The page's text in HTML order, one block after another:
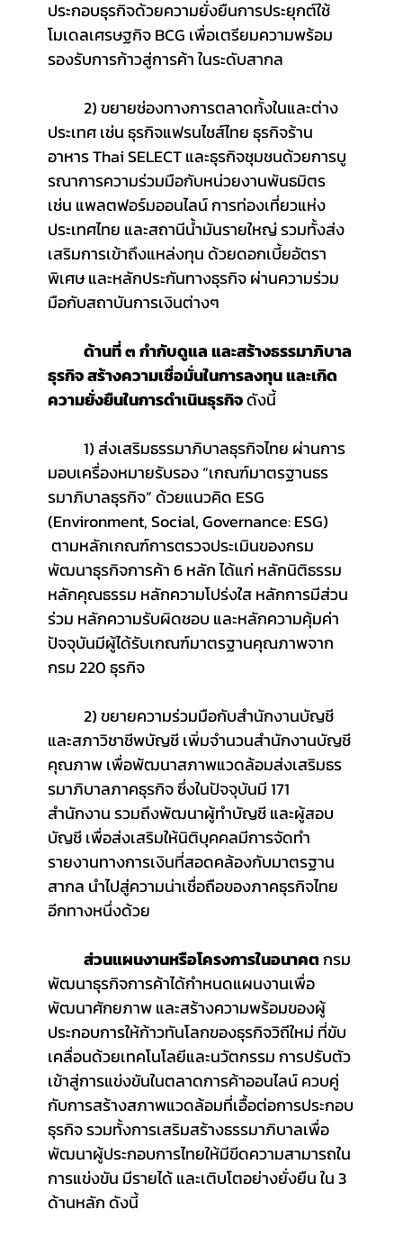
ประกอบธุรกิจด้วยความยั่งยืนการประยุกต์ใช้
โมเดลเศรษฐกิจ BCG เพื่อเตรียมความพร้อม
รองรับการก้าวสู่การค้า ในระดับสากล
	2) ขยายช่องทางการตลาดทั้งในและต่าง
ประเทศ เช่น ธุรกิจแฟรนไชส์ไทย ธุรกิจร้าน
อาหาร Thai SELECT และธุรกิจชุมชนด้วยการบู
รณาการความร่วมมือกับหน่วยงานพันธมิตร
เช่น แพลตฟอร์มออนไลน์ การท่องเที่ยวแห่ง
ประเทศไทย และสถานีน้ำมันรายใหญ่ รวมทั้งส่ง
เสริมการเข้าถึงแหล่งทุน ด้วยดอกเบี้ยอัตรา
พิเศษ และหลักประกันทางธุรกิจ ผ่านความร่วม
มือกับสถาบันการเงินต่างๆ
ด้านที่ ๓ กำกับดูแล และสร้างธรรมาภิบาล
ธุรกิจ สร้างความเชื่อมั่นในการลงทุน และเกิด
ความยั่งยืนในการดำเนินธุรกิจ ดังนี้
	1) ส่งเสริมธรรมาภิบาลธุรกิจไทย
ผ่านการ
มอบเครื่องหมายรับรอง “เกณฑ์มาตรฐานธร
รมาภิบาลธุรกิจ” ด้วยแนวคิด ESG
(Environment, Social, Governance: ESG)
ตามหลักเกณฑ์การตรวจประเมินของกรม
พัฒนาธุรกิจการค้า 6 หลัก ได้แก่ หลักนิติธรรม
หลักคุณธรรม หลักความโปร่งใส หลักการมีส่วน
ร่วม หลักความรับผิดชอบ และหลักความคุ้มค่า
ปัจจุบันมีผู้ได้รับเกณฑ์มาตรฐานคุณภาพจาก
กรม 220 ธุรกิจ
2) ขยายความร่วมมือกับสำนักงานบัญชี
และสภาวิชาชีพบัญชี เพิ่มจำนวนสำนักงานบัญชี
คุณภาพ เพื่อพัฒนาสภาพแวดล้อมส่งเสริมธร
รมาภิบาลภาคธุรกิจ ซึ่งในปัจจุบันมี 171
สำนักงาน รวมถึงพัฒนาผู้ทำบัญชี และผู้สอบ
บัญชี เพื่อส่งเสริมให้นิติบุคคลมีการจัดทำ
รายงานทางการเงินที่สอดคล้องกับมาตรฐาน
สากล นำไปสู่ความน่าเชื่อถือของภาคธุรกิจไทย
อีกทางหนึ่งด้วย
ส่วนแผนงานหรือโครงการในอนาคต กรม
พัฒนาธุรกิจการค้าได้กำหนดแผนงานเพื่อ
พัฒนาศักยภาพ และสร้างความพร้อมของผู้
ประกอบการให้ก้าวทันโลกของธุรกิจวิถีใหม่ ที่ขับ
เคลื่อนด้วยเทคโนโลยีและนวัตกรรม การปรับตัว
เข้าสู่การแข่งขันในตลาดการค้าออนไลน์ ควบคู่
กับการสร้างสภาพแวดล้อมที่เอื้อต่อการประกอบ
ธุรกิจ รวมทั้งการเสริมสร้างธรรมาภิบาลเพื่อ
พัฒนาผู้ประกอบการไทยให้มีขีดความสามารถใน
การแข่งขัน มีรายได้ และเติบโตอย่างยั่งยืน ใน 3
ด้านหลัก ดังนี้